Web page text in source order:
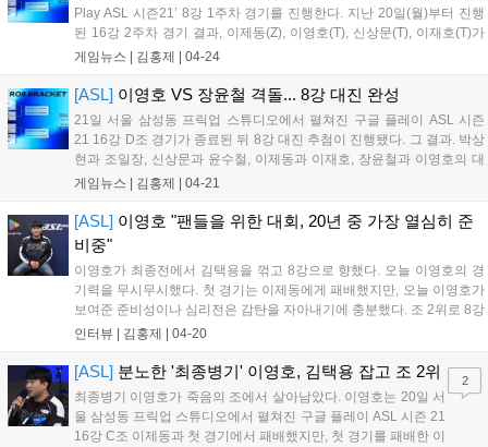
Play ASL 시즌21’ 8강 1주차 경기를 진행한다. 지난 20일(월)부터 진행
된 16강 2주차 경기 결과, 이제동(Z), 이영호(T), 신상문(T), 이재호(T)가
8강에 합류했다. 앞서 진출을 확정한 박상현(Z), 조일장(Z), 윤수철(P), 장
게임뉴스 | 김홍제 04-24
[ASL] 이영호 VS 장윤철 격돌... 8강 대진 완성
21일 서울 삼성동 프릭업 스튜디오에서 펼쳐진 구글 플레이 ASL 시즌
21 16강 D조 경기가 종료된 뒤 8강 대진 추첨이 진행됐다. 그 결과. 박상
현과 조일장, 신상문과 윤수철, 이제동과 이재호, 장윤철과 이영호의 대
진이 완성됐다. 앞선 16강에서는 A조에서는 박상현과 윤수철, B조는 장
게임뉴스 | 김홍제 04-21
[ASL] 이영호 "팬들을 위한 대회, 20년 중 가장 열심히 준
비중"
이영호가 최종전에서 김택용을 꺾고 8강으로 향했다. 오늘 이영호의 경
기력을 무시무시했다. 첫 경기는 이제동에게 패배했지만, 오늘 이영호가
보여준 준비성이나 심리전은 감탄을 자아내기에 충분했다. 조 2위로 8강
에 오른 이영호는 조 1위 진출자 중에서 만나게 된다. 이하 이영호의 승
다...
인터뷰 | 김홍제 04-20
[ASL] 분노한 '최종병기' 이영호, 김택용 잡고 조 2위
최종병기 이영호가 죽음의 조에서 살아남았다. 이영호는 20일 서
울 삼성동 프릭업 스튜디오에서 펼쳐진 구글 플레이 ASL 시즌 21
16강 C조 이제동과 첫 경기에서 패배했지만, 첫 경기를 패배한 이
2